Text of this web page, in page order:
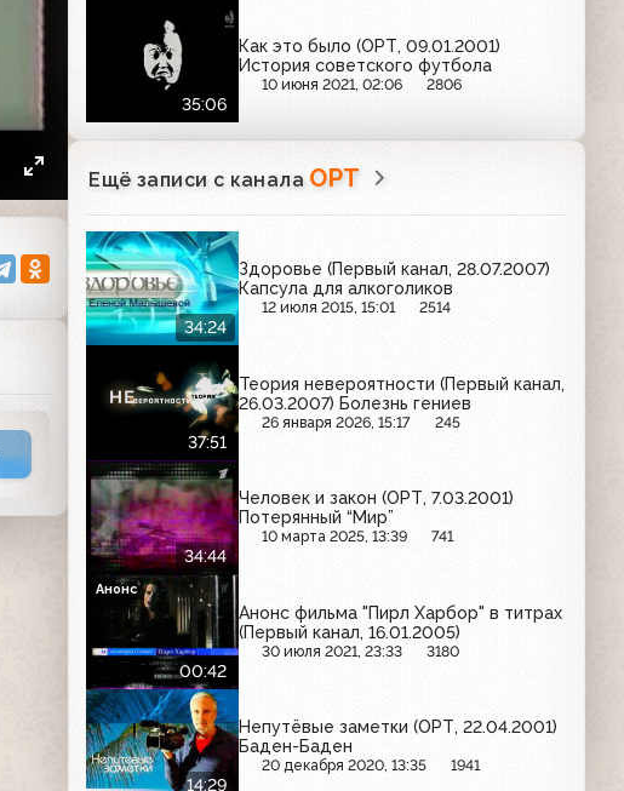
35:06
Как это было (ОРТ, 09.01.2001)
История советского футбола
10 июня 2021, 02:06 2806
Ещё записи с канала ОРТ
34:24
Здоровье (Первый канал, 28.07.2007)
Капсула для алкоголиков
12 июля 2015, 15:01 2514
37:51
Теория невероятности (Первый канал,
26.03.2007) Болезнь гениев
26 января 2026, 15:17 245
34:44
Человек и закон (ОРТ, 7.03.2001)
Потерянный “Мир”
10 марта 2025, 13:39 741
00:42
Анонс фильма "Пирл Харбор" в титрах
(Первый канал, 16.01.2005)
30 июля 2021, 23:33 3180
Анонс
14:29
Непутёвые заметки (ОРТ, 22.04.2001)
Баден-Баден
20 декабря 2020, 13:35 1941